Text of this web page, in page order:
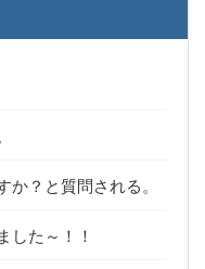
か？と質問される。
した～！！